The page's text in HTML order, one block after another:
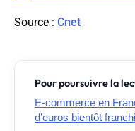
Source : Cnet
Pour poursuivre la
E-commerce en
d’euros bientôt franchi